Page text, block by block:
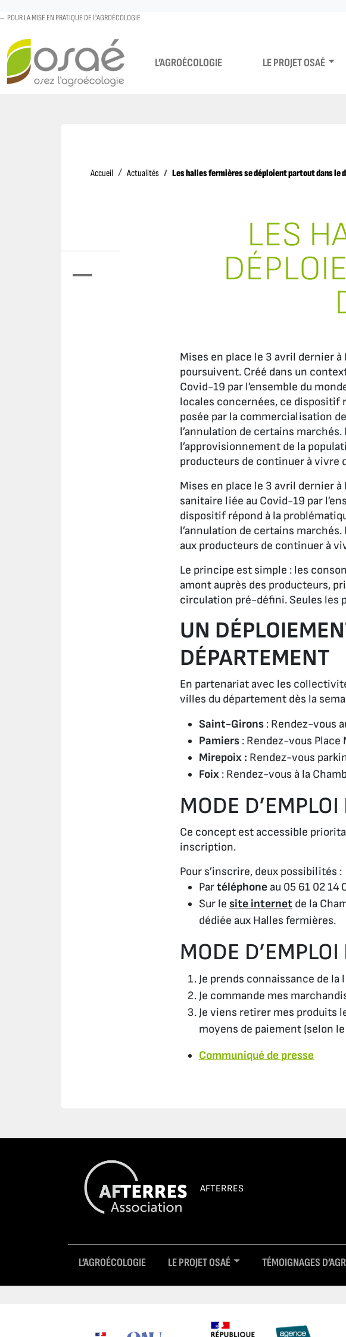
POUR LA MISE EN PRATIQUE DE L'AGROÉCOLOGIE
L’AGROÉCOLOGIE LE PROJET OSAÉ
Accueil AccueilActualités Les halles fermières se déploient partout dans le
LES
Mises en place le 3 avril dernier
poursuivent. Créé dans un
Covid-19 par l’ensemble du
locales concernées, ce dispositif
posée par la commercialisation
l’annulation de certains marchés.
l’approvisionnement de la
producteurs de continuer à vivre
Mises en place le 3 avril dernier
sanitaire liée au Covid-19 par
dispositif répond à la
l’annulation de certains
aux producteurs de continuer à
Le principe est simple : les
amont auprès des producteurs,
circulation pré-défini. Seules les
UN
DÉPARTEMENT
En partenariat avec les
villes du département dès la
Saint-Girons : Rendez-vous
Pamiers : Rendez-vous
Mirepoix : Rendez-vous
Foix : Rendez-vous à la
MODE
Ce concept est accessible
inscription.
Pour s’inscrire, deux possibilités :
Partéléphone au 05 61 02 14
Sur le site internet de la
dédiée aux Halles fermières.
MODE
Je prends connaissance de
Je commande mes
Je viens retirer mes produits
moyens de paiement (selon
Communiqué de presse
AFTERRES
L’AGROÉCOLOGIE LE PROJET OSAÉ TÉMOIGNAGES